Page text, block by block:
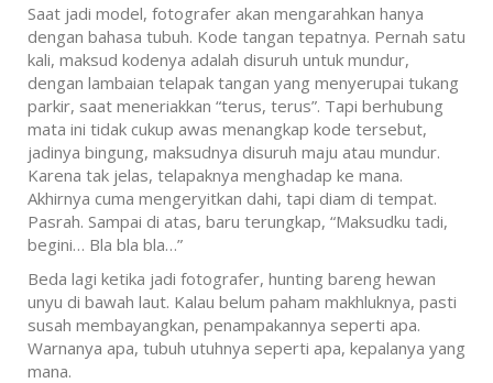
Saat jadi model, fotografer akan mengarahkan hanya
dengan bahasa tubuh. Kode tangan tepatnya. Pernah satu
kali, maksud kodenya adalah disuruh untuk mundur,
dengan lambaian telapak tangan yang menyerupai tukang
parkir, saat meneriakkan “terus, terus”. Tapi berhubung
mata ini tidak cukup awas menangkap kode tersebut,
jadinya bingung, maksudnya disuruh maju atau mundur.
Karena tak jelas, telapaknya menghadap ke mana.
Akhirnya cuma mengeryitkan dahi, tapi diam di tempat.
Pasrah. Sampai di atas, baru terungkap, “Maksudku tadi,
begini… Bla bla bla…”
Beda lagi ketika jadi fotografer, hunting bareng hewan
unyu di bawah laut. Kalau belum paham makhluknya, pasti
susah membayangkan, penampakannya seperti apa.
Warnanya apa, tubuh utuhnya seperti apa, kepalanya yang
mana.